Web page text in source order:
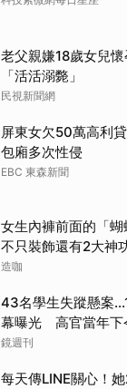
老父親嫌18歲女兒
「活活溺斃」
民視新聞網
屏東女欠50萬高利
包廂多次性侵
EBC 東森新聞
女生內褲前面的「蝴
不只裝飾還有2大神
造咖
43名學生失蹤懸案
幕曝光 高官當年下
逮
鏡週刊
每天傳LINE關心！
取消